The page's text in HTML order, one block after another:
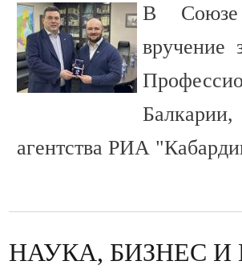
В Союзе
вручение
агентства РИА
НАУКА, БИЗНЕС